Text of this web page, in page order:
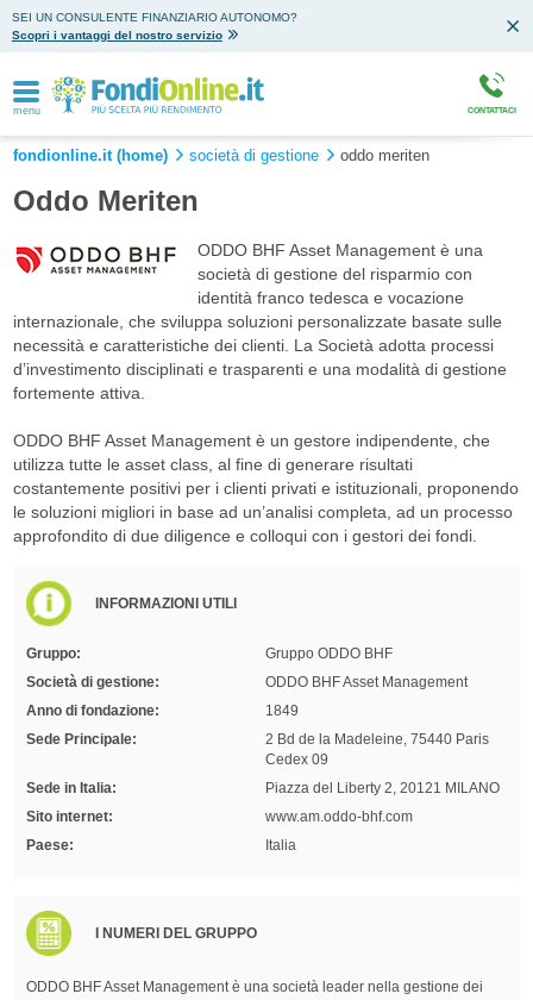
SEI UN CONSULENTE FINANZIARIO AUTONOMO?
Scopri i vantaggi del nostro servizio
menu CONTATTACI
fondionline.it (home) società di gestione oddo meriten
Oddo Meriten
ODDO BHF Asset Management è una
società di gestione del risparmio con
identità franco tedesca e vocazione
internazionale, che sviluppa soluzioni personalizzate basate sulle
necessità e caratteristiche dei clienti. La Società adotta processi
d’investimento disciplinati e trasparenti e una modalità di gestione
fortemente attiva.
ODDO BHF Asset Management è un gestore indipendente, che
utilizza tutte le asset class, al fine di generare risultati
costantemente positivi per i clienti privati e istituzionali, proponendo
le soluzioni migliori in base ad un’analisi completa, ad un processo
approfondito di due diligence e colloqui con i gestori dei fondi.
INFORMAZIONI UTILI
Gruppo:
Gruppo ODDO BHF
Società di gestione:
ODDO BHF Asset Management
Anno di fondazione:
1849
Sede Principale:
2 Bd de la Madeleine, 75440 Paris
Cedex 09
Sede in Italia:
Piazza del Liberty 2, 20121 MILANO
Sito internet:
www.am.oddo-bhf.com
Paese:
Italia
I NUMERI DEL GRUPPO
ODDO BHF Asset Management è una società leader nella gestione dei